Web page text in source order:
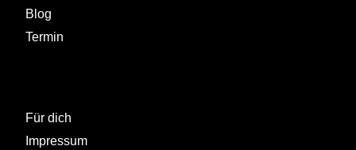
Blog
Termin
Für dich
Impressum